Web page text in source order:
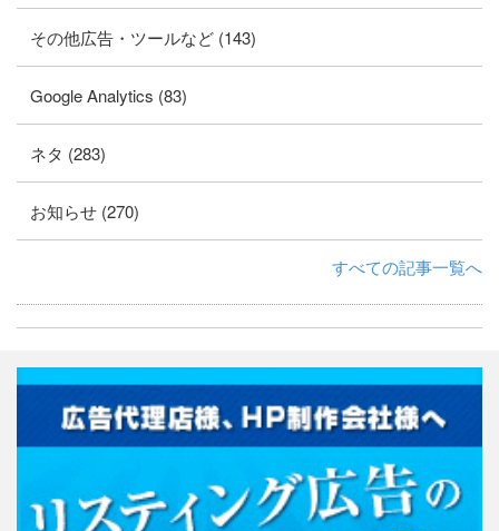
その他広告・ツールなど (143)
Google Analytics (83)
ネタ (283)
お知らせ (270)
すべての記事一覧へ